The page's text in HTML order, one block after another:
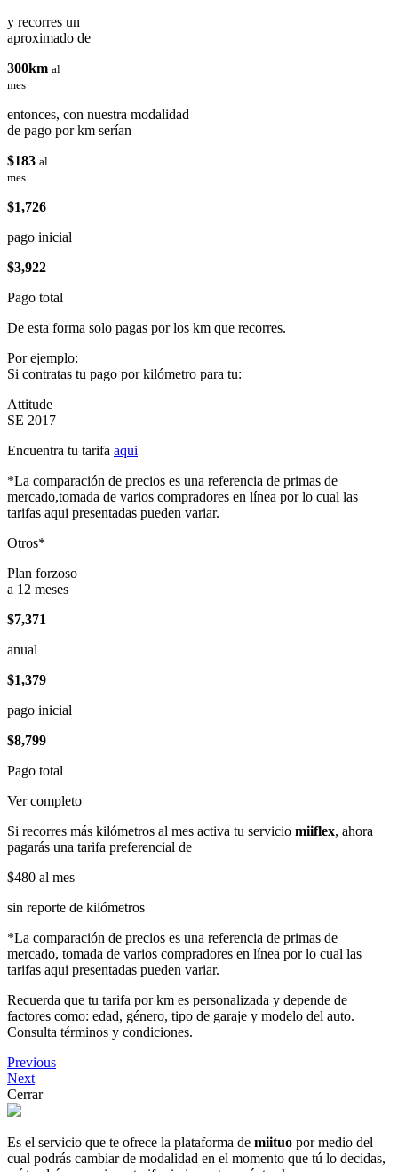
y recorres un
aproximado de
300km al
mes
entonces, con nuestra modalidad
de pago por km serían
$183 al
mes
$1,726
pago inicial
$3,922
Pago total
De esta forma solo pagas por los km que recorres.
Por ejemplo:
Si contratas tu pago por kilómetro para tu:
Attitude
SE 2017
Encuentra tu tarifa aqui
*La comparación de precios es una referencia de primas de
mercado,tomada de varios compradores en línea por lo cual las
tarifas aqui presentadas pueden variar.
Otros*
Plan forzoso
a 12 meses
$7,371
anual
$1,379
pago inicial
$8,799
Pago total
Ver completo
Si recorres más kilómetros al mes activa tu servicio miiflex, ahora
pagarás una tarifa preferencial de
$480 al mes
sin reporte de kilómetros
*La comparación de precios es una referencia de primas de
mercado, tomada de varios compradores en línea por lo cual las
tarifas aqui presentadas pueden variar.
Recuerda que tu tarifa por km es personalizada y depende de
factores como: edad, género, tipo de garaje y modelo del auto.
Consulta términos y condiciones.
Previous
Next
Cerrar
Es el servicio que te ofrece la plataforma de miituo por medio del
cual podrás cambiar de modalidad en el momento que tú lo decidas,